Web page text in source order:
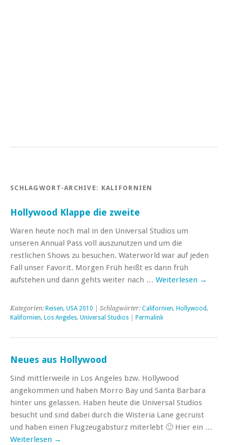
SCHLAGWORT-ARCHIVE: KALIFORNIEN
Hollywood Klappe die zweite
Waren heute noch mal in den Universal Studios um
unseren Annual Pass voll auszunutzen und um die
restlichen Shows zu besuchen. Waterworld war auf jeden
Fall unser Favorit. Morgen Früh heißt es dann früh
aufstehen und dann gehts weiter nach … Weiterlesen →
Kategorien: Reisen, USA 2010 | Schlagwörter: Californien, Hollywood,
Kalifornien, Los Angeles, Universal Studios Permalink
Neues aus Hollywood
Sind mittlerweile in Los Angeles bzw. Hollywood
angekommen und haben Morro Bay und Santa Barbara
hinter uns gelassen. Haben heute die Universal Studios
besucht und sind dabei durch die Wisteria Lane gecruist
und haben einen Flugzeugabsturz miterlebt 🙂 Hier ein …
Weiterlesen →